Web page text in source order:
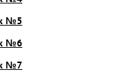
№5
№6
№7